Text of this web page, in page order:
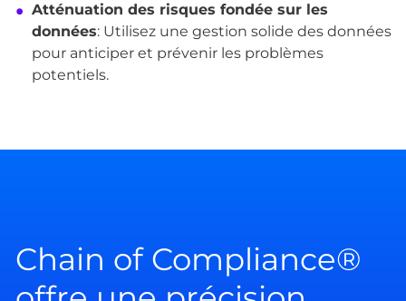
Atténuation des risques fondée sur les
données: Utilisez une gestion solide des données
pour anticiper et prévenir les problèmes
potentiels.
Chain of Compliance®